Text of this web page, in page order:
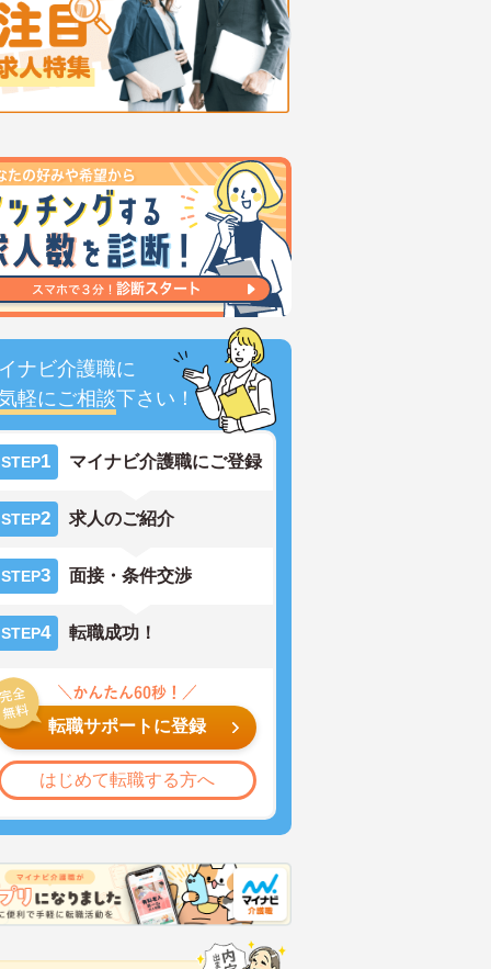
ナビ介護職に
軽にご相談下さい！
STEP1 マイナビ介護職にご登録
STEP2 求人のご紹介
STEP3 面接・条件交渉
STEP4 転職成功！
転職サポートに登録
はじめて転職する方へ